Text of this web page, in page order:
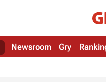
Newsroom Gry